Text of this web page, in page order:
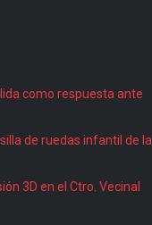
como respuesta ante
de ruedas infantil de la
3D en el Ctro. Vecinal